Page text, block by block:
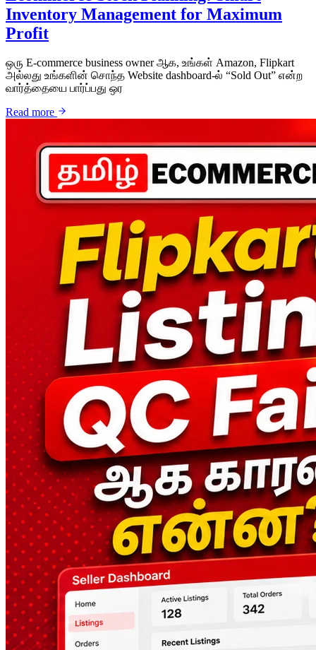
Inventory Management for Maximum
Profit
ஒரு E-commerce business owner ஆக, உங்கள் Amazon, Flipkart
அல்லது உங்களின் சொந்த Website dashboard-ல் “Sold Out” என்ற
வார்த்தையை பார்ப்பது ஒர
Read more